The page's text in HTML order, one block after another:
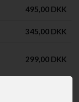
495,00 DKK
345,00 DKK
299,00 DKK